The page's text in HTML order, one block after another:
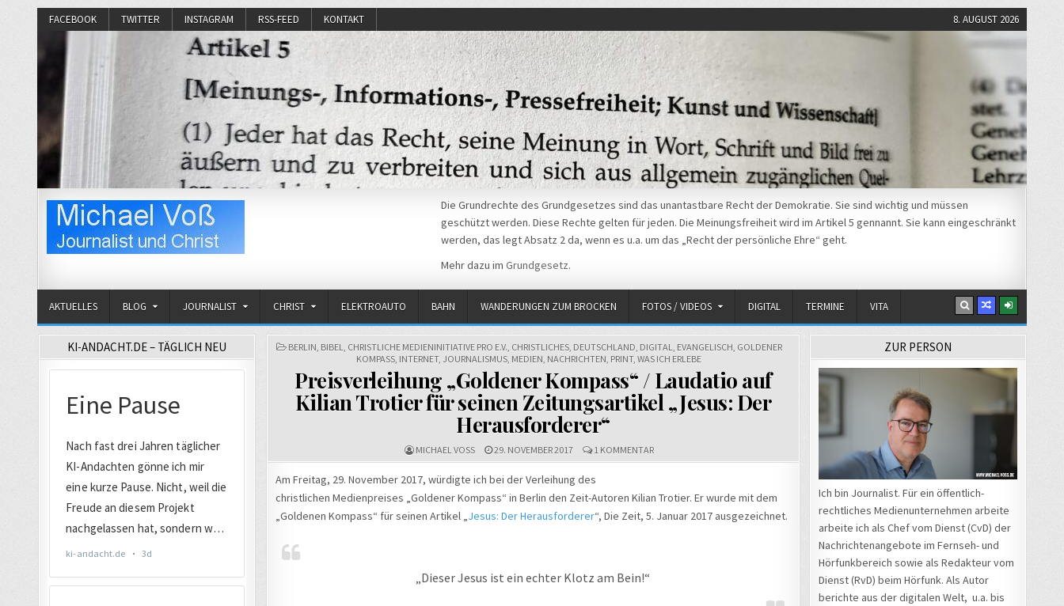
FACEBOOK TWITTER INSTAGRAM RSS-FEED KONTAKT 8. AUGUST 2026
Die Grundrechte des Grundgesetzes sind das unantastbare Recht der Demokratie. Sie sind wichtig und müssen
geschützt werden. Diese Rechte gelten für jeden. Die Meinungsfreiheit wird im Artikel 5 gennannt. Sie kann eingeschränkt
werden, das legt Absatz 2 da, wenn es u.a. um das „Recht der persönliche Ehre“ geht.
Mehr dazu im Grundgesetz.
AKTUELLES BLOG JOURNALIST CHRIST ELEKTROAUTO BAHN WANDERUNGEN ZUM BROCKEN FOTOS / VIDEOS DIGITAL TERMINE VITA
POSTED
BERLIN BIBEL CHRISTLICHE MEDIENINITIATIVE PRO E.V. CHRISTLICHES, DEUTSCHLAND DIGITAL EVANGELISCH GOLDENER
KOMPASS INTERNET, JOURNALISMUS MEDIEN NACHRICHTEN PRINT,WAS ICH ERLEBE
Preisverleihung „Goldener Kompass“ / Laudatio auf
Kilian Trotier für seinen Zeitungsartikel „Jesus: Der
Herausforderer“
MICHAEL VOSS 29. NOVEMBER 2017 1 KOMMENTARZU
PREISVERLEIHUNG
/
AUF
Am Freitag, 29. November 2017, würdigte ich bei der Verleihung des
christlichen Medienpreises „Goldener Kompass“ in Berlin den Zeit-Autoren Kilian Trotier. Er wurde mit dem
„Goldenen Kompass“ für seinen Artikel „ Jesus: Der Herausforderer“, Die Zeit, 5. Januar 2017 ausgezeichnet.
„Dieser Jesus ist ein echter Klotz am Bein!“
KI-ANDACHT.DE – TÄGLICH NEU ZUR PERSON
Ich bin Journalist. Für ein öffentlich-
rechtliches Medienunternehmen arbeite
arbeite ich als Chef vom Dienst (CvD) der
Nachrichtenangebote im Fernseh- und
Hörfunkbereich sowie als Redakteur vom
Dienst (RvD) beim Hörfunk. Als Autor
berichte aus der digitalen Welt, u.a. bis